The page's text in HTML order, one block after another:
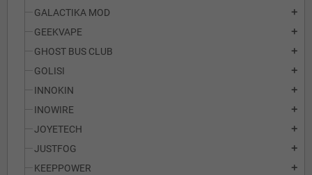
GALACTIKA MOD add
GEEKVAPE add
GHOST BUS CLUB add
GOLISI add
INNOKIN add
INOWIRE add
JOYETECH add
JUSTFOG add
KEEPPOWER add